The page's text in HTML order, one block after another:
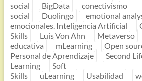
social
BigData
conectivismo
social
Duolingo emotional
emocionales. Inteligencia Artificial
Skills
Luis Von Ahn Metaverso
educativa
mLearning Open
Personal de Aprendizaje
Second
Learning
Soft
Skills
uLearning Usabilidad